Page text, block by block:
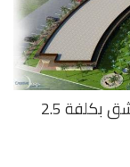
منح رخصة تشييد لمجمع سياحي بريف دمشق بكلفة 2.5